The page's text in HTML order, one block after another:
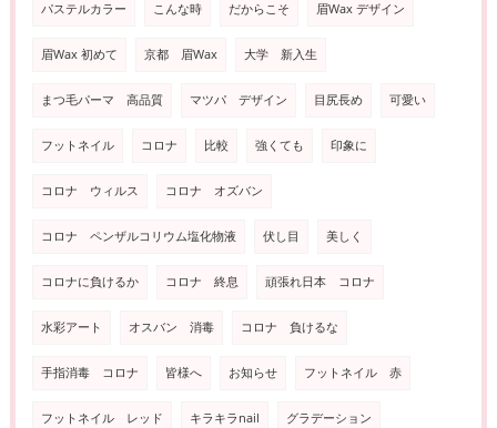
パステルカラー こんな時 だからこそ 眉Wax デザイン
眉Wax 初めて 京都 眉Wax 大学 新入生
まつ毛パーマ 高品質 マツパ デザイン 目尻長め 可愛い
フットネイル コロナ 比較 強くても 印象に
コロナ ウィルス コロナ オズバン
コロナ ペンザルコリウム塩化物液 伏し目 美しく
コロナに負けるか コロナ 終息 頑張れ日本 コロナ
水彩アート オスバン 消毒 コロナ 負けるな
手指消毒 コロナ 皆様へ お知らせ フットネイル 赤
フットネイル レッド キラキラnail グラデーション